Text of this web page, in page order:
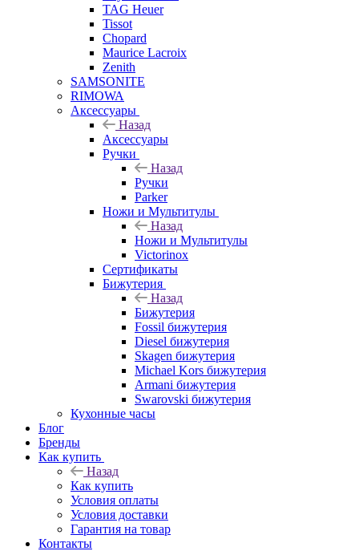
TAG Heuer
Tissot
Chopard
Maurice Lacroix
Zenith
SAMSONITE
RIMOWA
Аксессуары
Назад
Аксессуары
Ручки
Назад
Ручки
Parker
Ножи и Мультитулы
Назад
Ножи и Мультитулы
Victorinox
Сертификаты
Бижутерия
Назад
Бижутерия
Fossil бижутерия
Diesel бижутерия
Skagen бижутерия
Michael Kors бижутерия
Armani бижутерия
Swarovski бижутерия
Кухонные часы
Блог
Бренды
Как купить
Назад
Как купить
Условия оплаты
Условия доставки
Гарантия на товар
Контакты